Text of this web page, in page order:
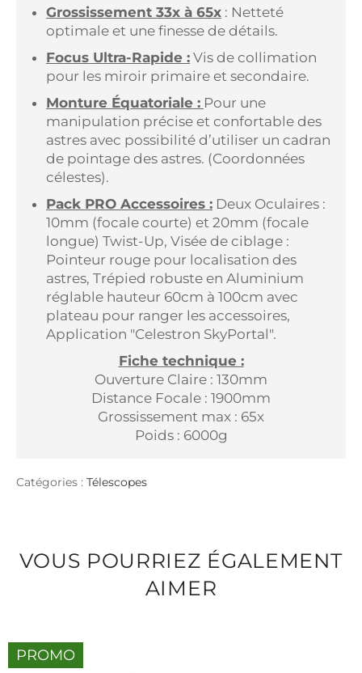
Grossissement 33x à 65x : Netteté
optimale et une finesse de détails.
Focus Ultra-Rapide : Vis de collimation
pour les miroir primaire et secondaire.
Monture Équatoriale : Pour une
manipulation précise et confortable des
astres avec possibilité d’utiliser un cadran
de pointage des astres. (Coordonnées
célestes).
Pack PRO Accessoires : Deux Oculaires :
10mm (focale courte) et 20mm (focale
longue) Twist-Up, Visée de ciblage :
Pointeur rouge pour localisation des
astres, Trépied robuste en Aluminium
réglable hauteur 60cm à 100cm avec
plateau pour ranger les accessoires,
Application "Celestron SkyPortal".
Fiche technique :
Ouverture Claire : 130mm
Distance Focale : 1900mm
Grossissement max : 65x
Poids : 6000g
Catégories : Télescopes
VOUS POURRIEZ ÉGALEMENT
AIMER
PROMO